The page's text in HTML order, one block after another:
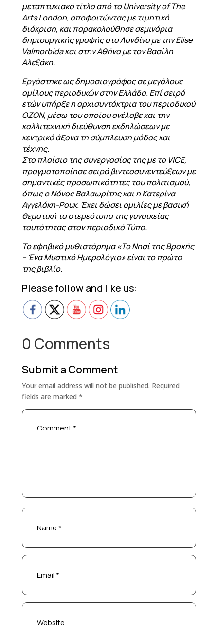
μεταπτυχιακό τίτλο από το University of The
Arts London, αποφοιτώντας με τιμητική
διάκριση, και παρακολούθησε σεμινάρια
δημιουργικής γραφής στο Λονδίνο με την Elise
Valmorbida και στην Αθήνα με τον Βασίλη
Αλεξάκη.
Εργάστηκε ως δημοσιογράφος σε μεγάλους
ομίλους περιοδικών στην Ελλάδα. Επί σειρά
ετών υπήρξε η αρχισυντάκτρια του περιοδικού
ΟΖΟΝ, μέσω του οποίου ανέλαβε και την
καλλιτεχνική διεύθυνση εκδηλώσεων με
κεντρικό άξονα τη σύμπλευση μόδας και
τέχνης.
Στο πλαίσιο της συνεργασίας της με το VICE,
πραγματοποίησε σειρά βιντεοσυνεντεύξεων με
σημαντικές προσωπικότητες του πολιτισμού,
όπως ο Νάνος Βαλαωρίτης και η Κατερίνα
Αγγελάκη-Ρουκ. Έχει δώσει ομιλίες με βασική
θεματική τα στερεότυπα της γυναικείας
ταυτότητας στον περιοδικό Τύπο.
Το εφηβικό μυθιστόρημα «Το Νησί της Βροχής
– Ένα Μυστικό Ημερολόγιο» είναι το πρώτο
της βιβλίο.
Please follow and like us:
0 Comments
Submit a Comment
Your email address will not be published. Required
fields are marked *